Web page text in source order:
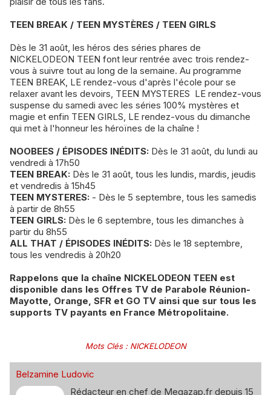
TEEN BREAK / TEEN MYSTÈRES / TEEN GIRLS
Dès le 31 août, les héros des séries phares de
NICKELODEON TEEN font leur rentrée avec trois rendez-
vous à suivre tout au long de la semaine. Au programme
TEEN BREAK, LE rendez-vous d'après l'école pour se
relaxer avant les devoirs, TEEN MYSTERES LE rendez-vous
suspense du samedi avec les séries 100% mystères et
magie et enfin TEEN GIRLS, LE rendez-vous du dimanche
qui met à l'honneur les héroïnes de la chaîne !
NOOBEES / ÉPISODES INÉDITS: Dès le 31 août, du lundi au
vendredi à 17h50
TEEN BREAK: Dès le 31 août, tous les lundis, mardis, jeudis
et vendredis à 15h45
TEEN MYSTERES: - Dès le 5 septembre, tous les samedis
à partir de 8h55
TEEN GIRLS: Dès le 6 septembre, tous les dimanches à
partir du 8h55
ALL THAT / ÉPISODES INÉDITS: Dès le 18 septembre,
tous les vendredis à 20h20
Rappelons que la chaîne NICKELODEON TEEN est
disponible dans les Offres TV de Parabole Réunion-
Mayotte, Orange, SFR et GO TV ainsi que sur tous les
supports TV payants en France Métropolitaine.
Mots Clés: NICKELODEON
Belzamine Ludovic
Rédacteur en chef de Megazap.fr depuis 15